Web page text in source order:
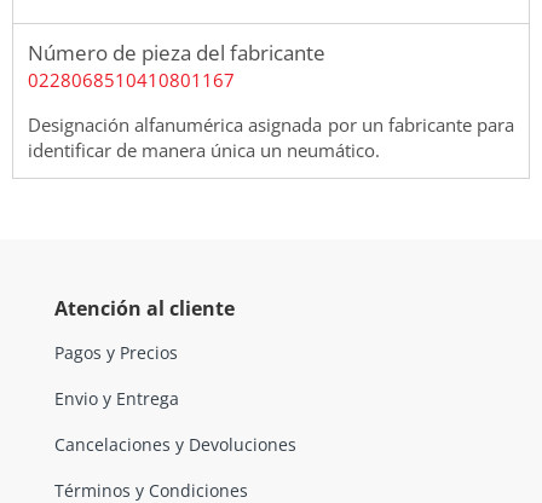
Número de pieza del fabricante
0228068510410801167
Designación alfanumérica asignada por un fabricante para
identificar de manera única un neumático.
Atención al cliente
Pagos y Precios
Envio y Entrega
Cancelaciones y Devoluciones
Términos y Condiciones